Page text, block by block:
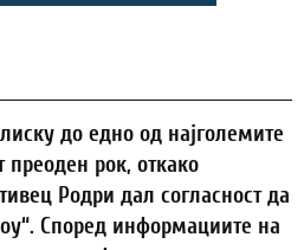
до едно од најголемите
рок, откако
Родри дал согласност да
Според информациите на